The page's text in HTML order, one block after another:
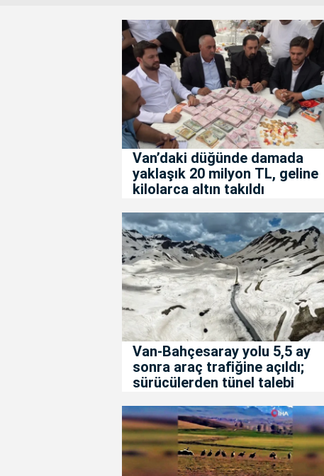
Van’daki düğünde damada
yaklaşık 20 milyon TL, geline
kilolarca altın takıldı
Van-Bahçesaray yolu 5,5 ay
sonra araç trafiğine açıldı;
sürücülerden tünel talebi